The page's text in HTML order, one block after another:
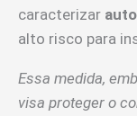
caracterizar
alto risco para
Essa medida,
visa proteger o